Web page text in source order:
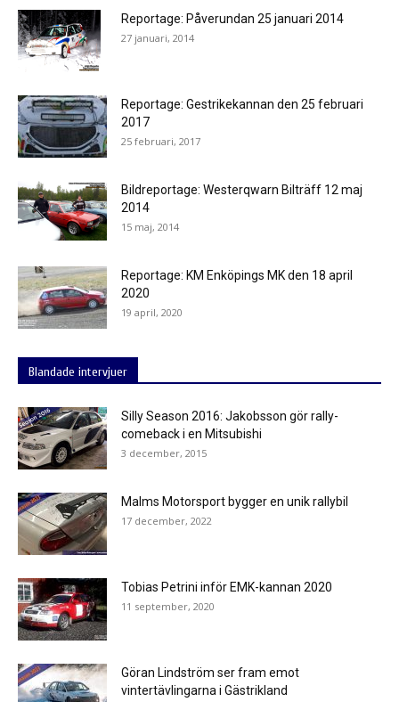
Reportage: Påverundan 25 januari 2014
27 januari, 2014
Reportage: Gestrikekannan den 25 februari
2017
25 februari, 2017
Bildreportage: Westerqwarn Bilträff 12 maj
2014
15 maj, 2014
Reportage: KM Enköpings MK den 18 april
2020
19 april, 2020
Blandade intervjuer
Silly Season 2016: Jakobsson gör rally-
comeback i en Mitsubishi
3 december, 2015
Malms Motorsport bygger en unik rallybil
17 december, 2022
Tobias Petrini inför EMK-kannan 2020
11 september, 2020
Göran Lindström ser fram emot
vintertävlingarna i Gästrikland